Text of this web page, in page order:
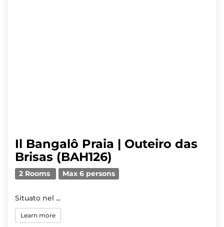
Il Bangalô Praia | Outeiro das
Brisas (BAH126)
2 Rooms Max 6 persons
Situato nel ...
Learn more